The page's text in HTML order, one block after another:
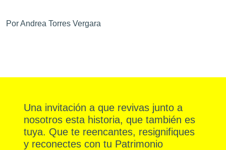
Por Andrea Torres Vergara
Una invitación a que revivas junto a
nosotros esta historia, que también es
tuya. Que te reencantes, resignifiques
y reconectes con tu Patrimonio